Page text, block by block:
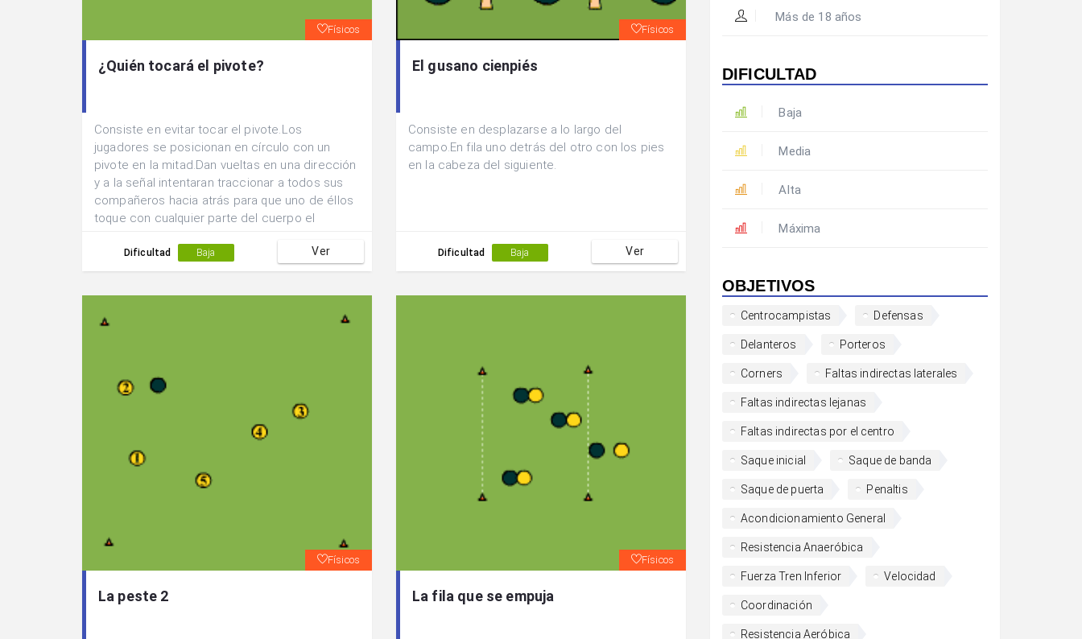
Físicos
¿Quién tocará el pivote?
Consiste en evitar tocar el pivote.Los
jugadores se posicionan en círculo con un
pivote en la mitad.Dan vueltas en una dirección
y a la señal intentaran traccionar a todos sus
compañeros hacia atrás para que uno de éllos
toque con cualquier parte del cuerpo el
eliminado.
Dificultad Baja Ver
Físicos
El gusano cienpiés
Consiste en desplazarse a lo largo del
campo.En fila uno detrás del otro con los pies
en la cabeza del siguiente.
Dificultad Baja Ver
Físicos
La peste 2
Físicos
La fila que se empuja
Más de 18 años
DIFICULTAD
Baja
Media
Alta
Máxima
OBJETIVOS
Centrocampistas Defensas
Delanteros Porteros
Corners Faltas indirectas laterales
Faltas indirectas lejanas
Faltas indirectas por el centro
Saque inicial Saque de banda
Saque de puerta Penaltis
Acondicionamiento General
Resistencia Anaeróbica
Fuerza Tren Inferior Velocidad
Coordinación
Resistencia Aeróbica